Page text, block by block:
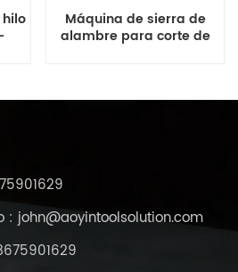
Máquina de sierra de
alambre para corte de
: john@aoyintoolsolution.com